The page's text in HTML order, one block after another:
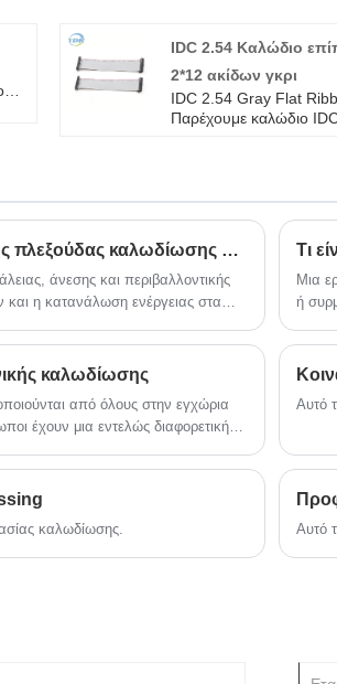
σύνδεσης TE, καλώς
IDC 2.54 Καλώδιο
2*12 ακίδων γκρι
IDC 2.54 Gray Flat
Παρέχουμε καλώδιο
10 χρόνια,
μέρος της αγοράς της
και της Αμερικής.
μακροπρόθεσμος
Κίνα.
Προφυλάξεις για τη διάταξη και τη διάταξη της πλεξούδας καλωδίωσης αυτοκινήτου
άνεσης και περιβαλλοντικής
η κατανάλωση ενέργειας στα
Τι
Μια
ή
για
ή σε
καλωδίωσης
από όλους στην εγχώρια
έχουν μια εντελώς διαφορετική
Αυτό
καλωδίωσης. Αυτό